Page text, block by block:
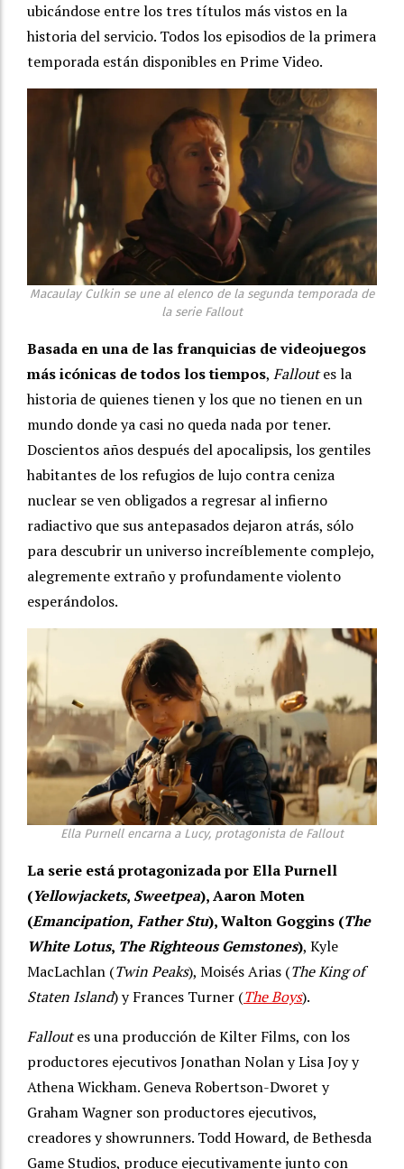
ubicándose entre los tres títulos más vistos en la
historia del servicio. Todos los episodios de la primera
temporada están disponibles en Prime Video.
Macaulay Culkin se une al elenco de la segunda temporada de
la serie Fallout
Basada en una de las franquicias de videojuegos
más icónicas de todos los tiempos, Falloutes la
historia de quienes tienen y los que no tienen en un
mundo donde ya casi no queda nada por tener.
Doscientos años después del apocalipsis, los gentiles
habitantes de los refugios de lujo contra ceniza
nuclear se ven obligados a regresar al infierno
radiactivo que sus antepasados dejaron atrás, sólo
para descubrir un universo increíblemente complejo,
alegremente extraño y profundamente violento
esperándolos.
Ella Purnell encarna a Lucy, protagonista de Fallout
La serie está protagonizada por Ella Purnell
(Yellowjackets, Sweetpea), Aaron Moten
(Emancipation, Father Stu), Walton Goggins (The
White Lotus, The Righteous Gemstones), Kyle
MacLachlan (Twin Peaks), Moisés Arias (The King of
Staten Island) y Frances Turner (The Boys).
Falloutes una producción de Kilter Films, con los
productores ejecutivos Jonathan Nolan y Lisa Joy y
Athena Wickham. Geneva Robertson-Dworet y
Graham Wagner son productores ejecutivos,
creadores y showrunners. Todd Howard, de Bethesda
Game Studios, produce ejecutivamente junto con